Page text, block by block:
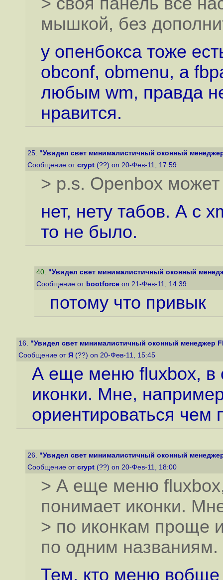
мышкой, без
у опенбокса тоже
obconf, obmenu, а
любым wm, правда
нравится.
25. "Увидел свет минималистичный оконный
Сообщение от crypt (??) on 20-Фев-11, 17:59
> p.s. Openbox может
нет, нету табов. А с
то не было.
40. "Увидел свет минималистичный оконный
Сообщение от bootforce on 21-Фев-11, 14:39
потому что привык
16. "Увидел свет минималистичный оконный менеджер
Сообщение от Я (??) on 20-Фев-11, 15:45
А еще меню fluxbox, в
иконки. Мне,
ориентироваться
26. "Увидел свет минималистичный оконный
Сообщение от crypt (??) on 20-Фев-11, 18:00
> А еще меню
понимает иконки.
> по иконкам проще
по одним названиям.
Тем, кто меню вобще